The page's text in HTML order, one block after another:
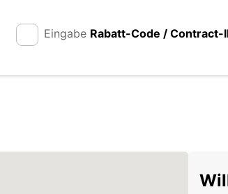
Eingabe Rabatt-Code / Contract-